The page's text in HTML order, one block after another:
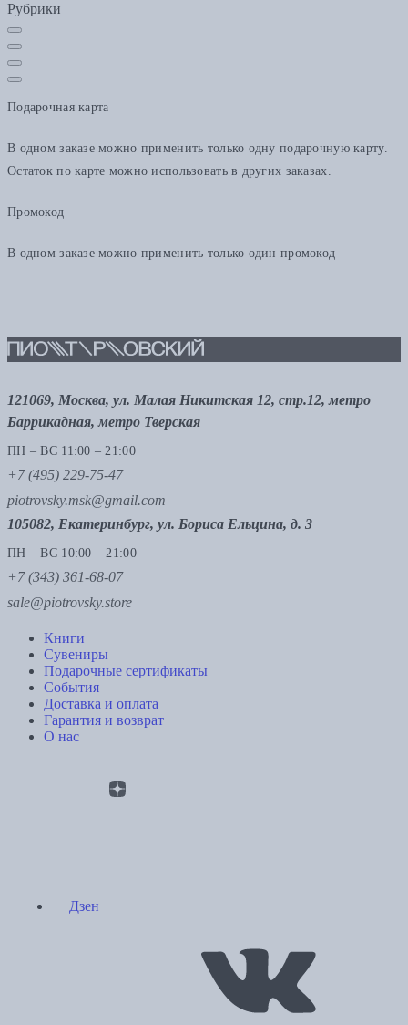
Рубрики
Подарочная карта
В одном заказе можно применить только одну подарочную карту.
Остаток по карте можно использовать в других заказах.
Промокод
В одном заказе можно применить только один промокод
121069, Москва, ул. Малая Никитская 12, стр.12, метро
Баррикадная, метро Тверская
ПН – ВС 11:00 – 21:00
+7 (495) 229-75-47
piotrovsky.msk@gmail.com
105082, Екатеринбург, ул. Бориса Ельцина, д. 3
ПН – ВС 10:00 – 21:00
+7 (343) 361-68-07
sale@piotrovsky.store
Книги
Сувениры
Подарочные сертификаты
События
Доставка и оплата
Гарантия и возврат
О нас
Дзен